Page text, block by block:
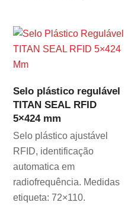
Selo plástico regulável
TITAN SEAL RFID
5×424 mm
Selo plástico ajustável
RFID, identificação
automatica em
radiofrequência. Medidas
etiqueta: 72×110.